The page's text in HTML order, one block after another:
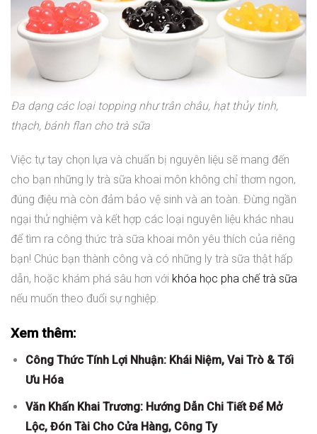
Đa dạng các loại topping như trân châu, hạt thủy tinh,
thạch, bánh flan cho trà sữa
Việc tự tay chọn lựa và chuẩn bị nguyên liệu sẽ mang đến
cho bạn những ly trà sữa khoai môn không chỉ thơm ngon,
đúng điệu mà còn đảm bảo vệ sinh và an toàn. Đừng ngần
ngại thử nghiệm và kết hợp các loại nguyên liệu khác nhau
để tìm ra công thức trà sữa khoai môn yêu thích của riêng
bạn! Chúc bạn thành công và có những ly trà sữa thật hấp
dẫn, hoặc khám phá sâu hơn với khóa học pha chế trà sữa
nếu muốn theo đuổi sự nghiệp.
Xem thêm:
Công Thức Tính Lợi Nhuận: Khái Niệm, Vai Trò & Tối
Ưu Hóa
Văn Khấn Khai Trương: Hướng Dẫn Chi Tiết Để Mở
Lộc, Đón Tài Cho Cửa Hàng, Công Ty